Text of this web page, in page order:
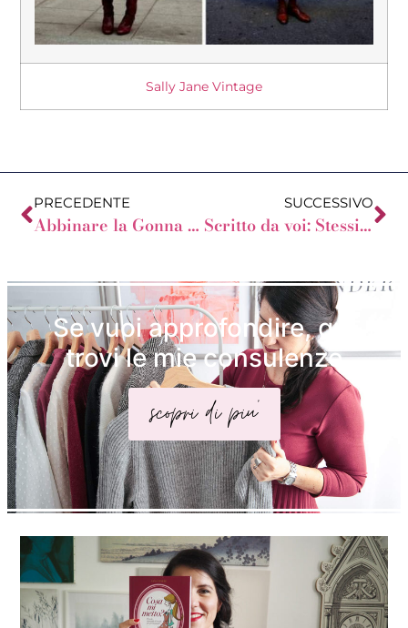
Sally Jane Vintage
PRECEDENTE
Abbinare la Gonna a Ruota se sei una Donna a Mela
SUCCESSIVO
Scritto da voi: Stessi occhi
Se vuoi approfondire, qui
trovi le mie consulenze
scopri di piu'